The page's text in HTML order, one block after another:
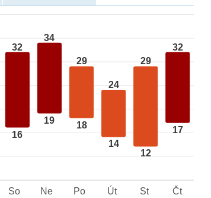
32
16
34
19
29
18
24
14
29
12
32
17
So Ne Po Út St Čt